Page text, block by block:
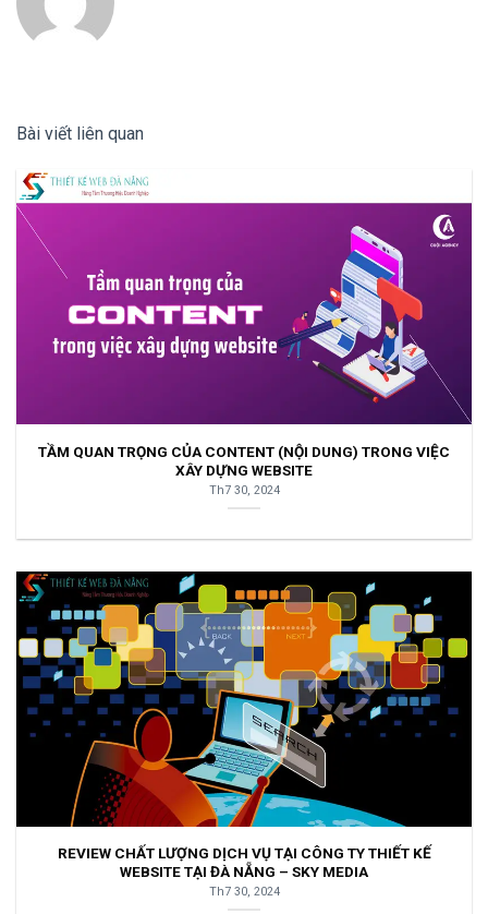
Bài viết liên quan
TẦM QUAN TRỌNG CỦA CONTENT (NỘI DUNG) TRONG VIỆC
XÂY DỰNG WEBSITE
Th7 30, 2024
REVIEW CHẤT LƯỢNG DỊCH VỤ TẠI CÔNG TY THIẾT KẾ
WEBSITE TẠI ĐÀ NẴNG – SKY MEDIA
Th7 30, 2024